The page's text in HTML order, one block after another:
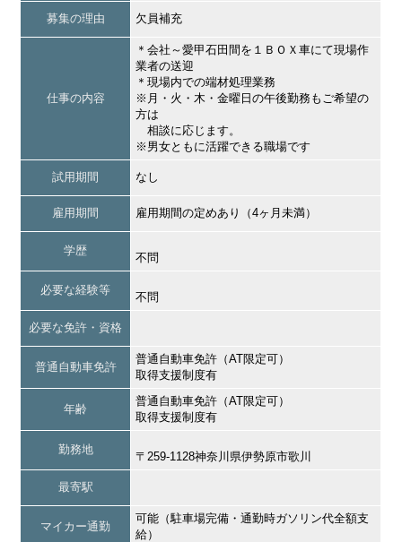
募集の理由 欠員補充
仕事の内容
＊会社～愛甲石田間を１ＢＯＸ車にて現場作
業者の送迎
＊現場内での端材処理業務
※月・火・木・金曜日の午後勤務もご希望の
方は
相談に応じます。
※男女ともに活躍できる職場です
試用期間 なし
雇用期間 雇用期間の定めあり（4ヶ月未満）
学歴
不問
必要な経験等
不問
必要な免許・資格
普通自動車免許
普通自動車免許（AT限定可）
取得支援制度有
年齢
普通自動車免許（AT限定可）
取得支援制度有
勤務地
〒259-1128神奈川県伊勢原市歌川
最寄駅
マイカー通勤
可能（駐車場完備・通勤時ガソリン代全額支
給）